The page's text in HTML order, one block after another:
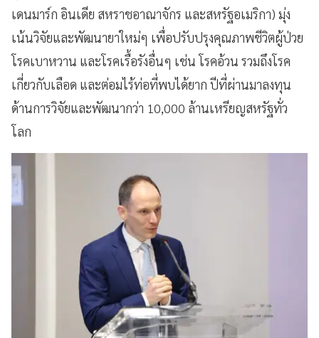
เดนมาร์ก อินเดีย สหราชอาณาจักร และสหรัฐอเมริกา) มุ่ง
เน้นวิจัยและพัฒนายาใหม่ๆ เพื่อปรับปรุงคุณภาพชีวิตผู้ป่วย
โรคเบาหวาน และโรคเรื้อรังอื่นๆ เช่น โรคอ้วน รวมถึงโรค
เกี่ยวกับเลือด และต่อมไร้ท่อที่พบได้ยาก ปีที่ผ่านมา​ลงทุน
ด้านการวิจัยและพัฒนากว่า 10,000 ล้านเหรียญสหรัฐทั่ว
โลก